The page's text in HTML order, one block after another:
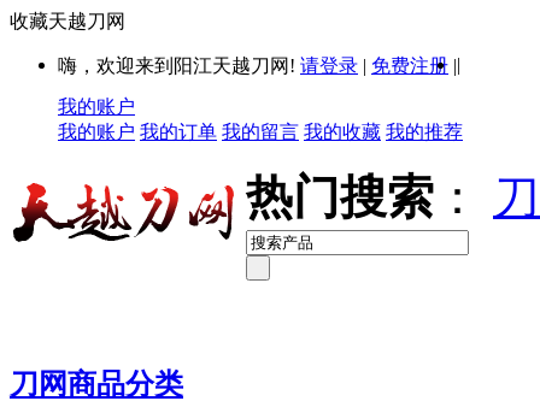
收藏天越刀网
嗨，欢迎来到阳江天越刀网! 请登录 | 免费注册 ||
我的账户
我的账户 我的订单 我的留言 我的收藏 我的推荐
热门搜索 ：
刀网商品分类